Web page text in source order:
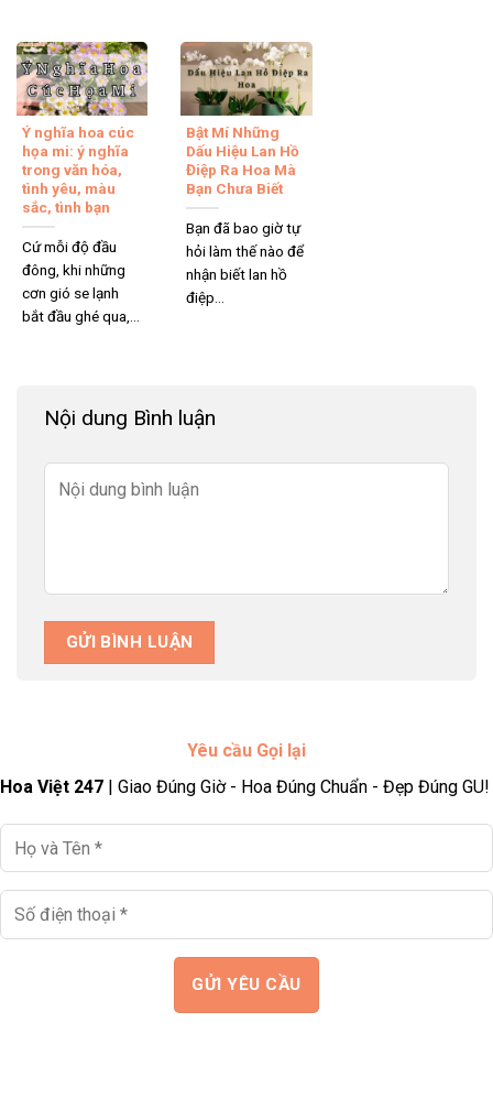
Ý nghĩa hoa cúc
họa mi: ý nghĩa
trong văn hóa,
tình yêu, màu
sắc, tình bạn
Cứ mỗi độ đầu
đông, khi những
cơn gió se lạnh
bắt đầu ghé qua,...
Bật Mí Những
Dấu Hiệu Lan Hồ
Điệp Ra Hoa Mà
Bạn Chưa Biết
Bạn đã bao giờ tự
hỏi làm thế nào để
nhận biết lan hồ
điệp...
Nội dung Bình luận
Yêu cầu Gọi lại
Hoa Việt 247 | Giao Đúng Giờ - Hoa Đúng Chuẩn - Đẹp Đúng GU!